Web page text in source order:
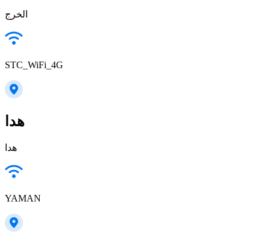
الخرج
STC_WiFi_4G
هدا
هدا
YAMAN